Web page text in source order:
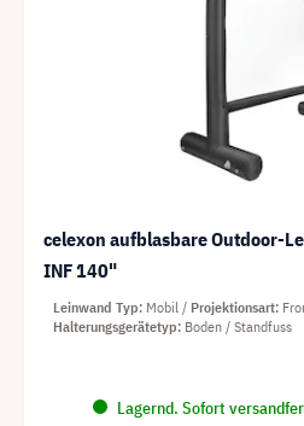
celexon aufblasbare Outdoor-
INF 140"
Lagernd. Sofort
Leinwand Typ Mobil Projektionsart
Halterungsgerätetyp Boden / Standfuss